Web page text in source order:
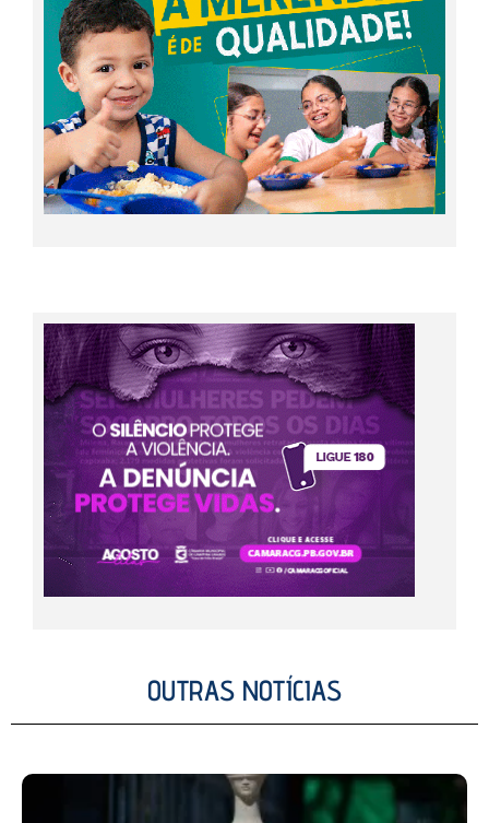
OUTRAS NOTÍCIAS